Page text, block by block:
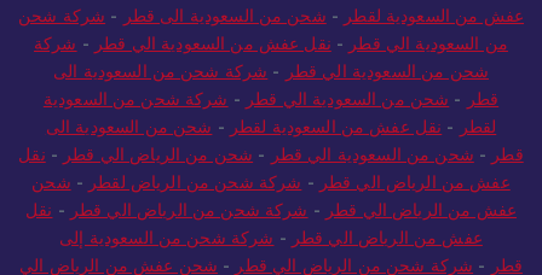
عفش من السعودية لقطر - شحن من السعودية الى قطر - شركة شحن
من السعودية الي قطر - نقل عفش من السعودية الي قطر - شركة
شحن من السعودية الي قطر - شركة شحن من السعودية الى
قطر - شحن من السعودية الي قطر - شركة شحن من السعودية
لقطر - نقل عفش من السعودية لقطر - شحن من السعودية الى
قطر - شحن من السعودية الي قطر - شحن من الرياض الي قطر - نقل
عفش من الرياض الي قطر - شركة شحن من الرياض لقطر - شحن
عفش من الرياض الي قطر - شركة شحن من الرياض الي قطر - نقل
عفش من الرياض الي قطر - شركة شحن من السعودية إلى
قطر - شركة شحن من الرياض الي قطر - شحن عفش من الرياض الي